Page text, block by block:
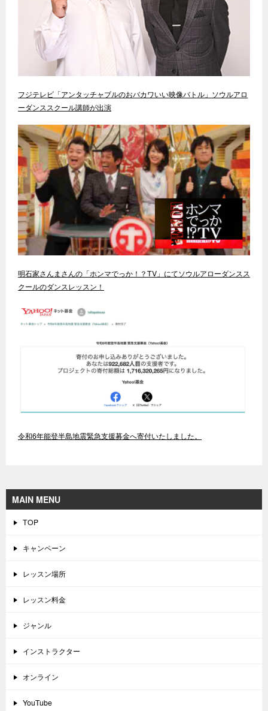
フジテレビ「アンタッチャブルのおバカワいい映像バトル」ソウルアロ
ーダンススクール講師が出演
明石家さんまさんの「ホンマでっか！？TV」にてソウルアローダンスス
クールのダンスレッスン！
令和6年能登半島地震緊急支援募金へ寄付いたしました。
MAIN MENU
TOP
キャンペーン
レッスン場所
レッスン料金
ジャンル
インストラクター
オンライン
YouTube